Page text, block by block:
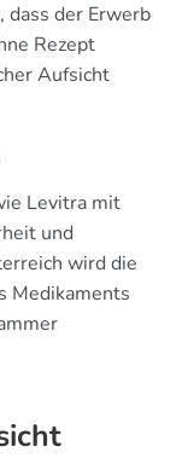
der Erwerb
Rezept
Aufsicht
Levitra mit
und
wird die
Medikaments